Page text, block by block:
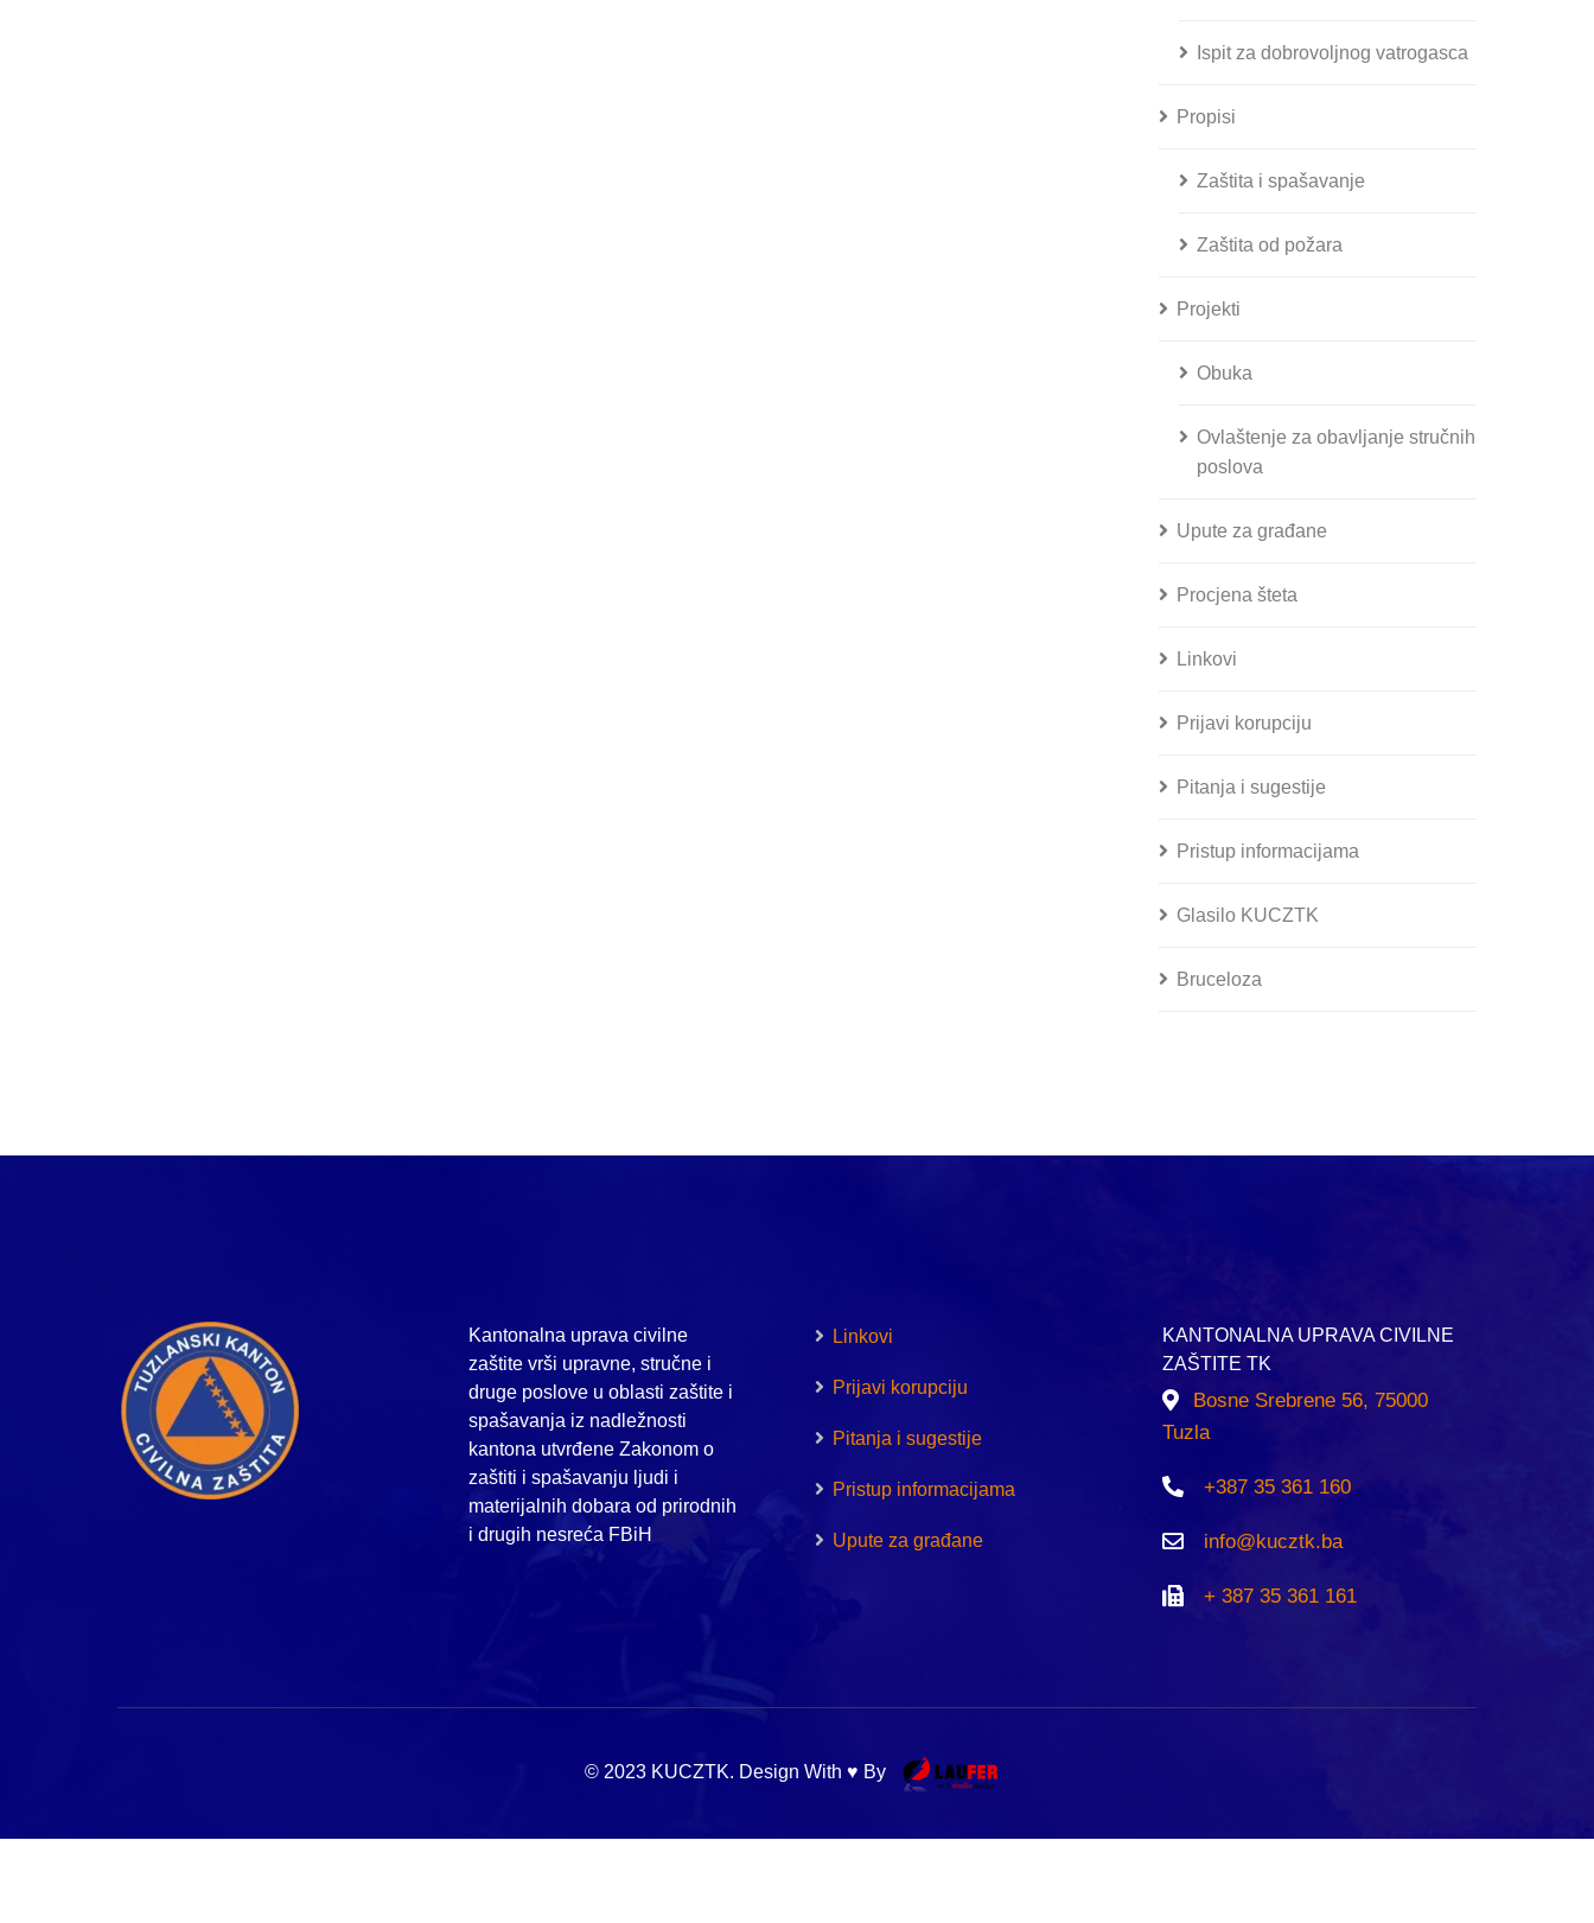
Ispit za dobrovoljnog vatrogasca
Propisi
Zaštita i spašavanje
Zaštita od požara
Projekti
Obuka
Ovlaštenje za obavljanje stručnih
poslova
Upute za građane
Procjena šteta
Linkovi
Prijavi korupciju
Pitanja i sugestije
Pristup informacijama
Glasilo KUCZTK
Bruceloza
Kantonalna uprava civilne
zaštite vrši upravne, stručne i
druge poslove u oblasti zaštite i
spašavanja iz nadležnosti
kantona utvrđene Zakonom o
zaštiti i spašavanju ljudi i
materijalnih dobara od prirodnih
i drugih nesreća FBiH
Linkovi
Prijavi korupciju
Pitanja i sugestije
Pristup informacijama
Upute za građane
KANTONALNA UPRAVA CIVILNE
ZAŠTITE TK
Bosne Srebrene 56, 75000
Tuzla
+387 35 361 160
info@kucztk.ba
+ 387 35 361 161
© 2023 KUCZTK. Design With ♥ By